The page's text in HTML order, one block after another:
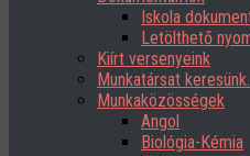
Iskola
Letölthető
Kiírt versenyeink
Munkatársat
Munkaközösségek
Angol
Biológia-Kémia